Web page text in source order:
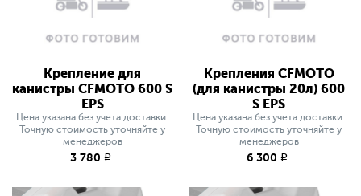
Крепление для
канистры CFMOTO 600 S
EPS
Цена указана без учета доставки.
Точную стоимость уточняйте у
менеджеров
3 780 q
Крепления CFMOTO
(для канистры 20л) 600
S EPS
Цена указана без учета доставки.
Точную стоимость уточняйте у
менеджеров
6 300 q